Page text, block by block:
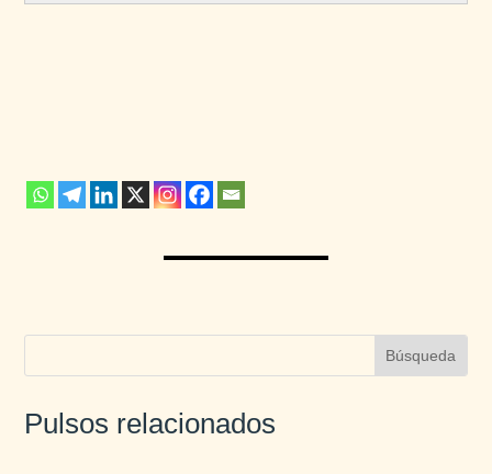
Pulsos relacionados